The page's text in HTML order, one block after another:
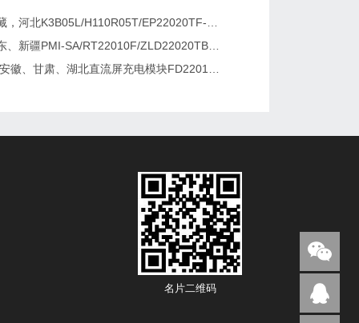
湖南、广东、新疆PMI-SA/RT22010F/ZLD22020TB电源模块维修更换
名片二维码